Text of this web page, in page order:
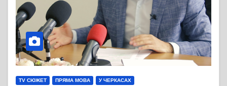
TV СЮЖЕТ ПРЯМА МОВА У ЧЕРКАСАХ